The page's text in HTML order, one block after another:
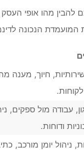
מהו אופי
הנכונה
חיוך, מענה
עבודה מול ספקים,
ודוחות.
ניהול יומן מורכב,